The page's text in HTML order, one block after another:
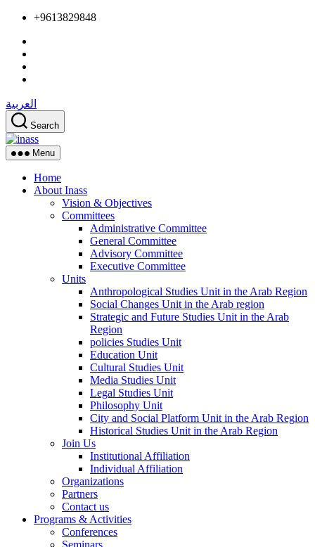
Skip
content
+9613829848
العربية
Search
inass
Menu
Home
About Inass
Vision & Objectives
Committees
Administrative Committee
General Committee
Advisory Committee
Executive Committee
Units
Anthropological Studies Unit in the Arab Region
Social Changes Unit in the Arab region
Strategic and Future Studies Unit in the Arab
Region
policies Studies Unit
Education Unit
Cultural Studies Unit
Media Studies Unit
Legal Studies Unit
Philosophy Unit
City and Social Platform Unit in the Arab Region
Historical Studies Unit in the Arab Region
Join Us
Institutional Affiliation
Individual Affiliation
Organizations
Partners
Contact us
Programs & Activities
Conferences
Seminars